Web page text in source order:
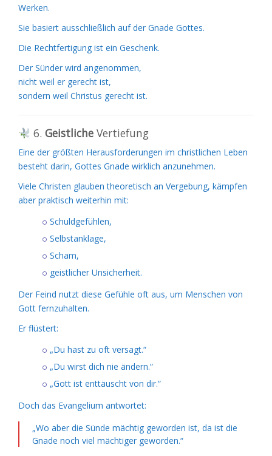
Werken.
Sie basiert ausschließlich auf der Gnade Gottes.
Die Rechtfertigung ist ein Geschenk.
Der Sünder wird angenommen,
nicht weil er gerecht ist,
sondern weil Christus gerecht ist.
6. GeistlicheVertiefung
Eine der größten Herausforderungen im christlichen Leben
besteht darin, Gottes Gnade wirklich anzunehmen.
Viele Christen glauben theoretisch an Vergebung, kämpfen
aber praktisch weiterhin mit:
Schuldgefühlen,
Selbstanklage,
Scham,
geistlicher Unsicherheit.
Der Feind nutzt diese Gefühle oft aus, um Menschen von
Gott fernzuhalten.
Er flüstert:
„Du hast zu oft versagt.“
„Du wirst dich nie ändern.“
„Gott ist enttäuscht von dir.“
Doch das Evangelium antwortet:
„Wo aber die Sünde mächtig geworden ist, da ist die
Gnade noch viel mächtiger geworden.“